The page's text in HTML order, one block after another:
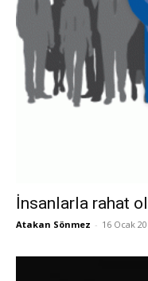
İnsanlarla rahat
Atakan Sönmez - 16 Ocak